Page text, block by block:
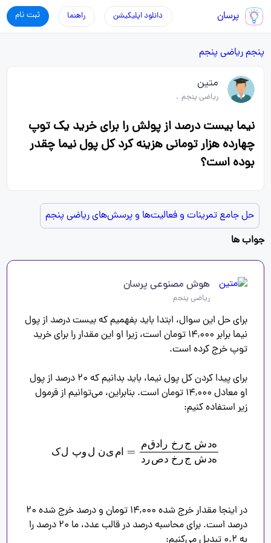
پرسان ثبت نام راهنما دانلود اپلیکیشن
پنجمریاضی پنجم
متین
ریاضی پنجم .
نیما بیست درصد از پولش را برای خرید یک توپ
چهارده هزار تومانی هزینه کرد کل پول نیما چقدر
بوده است؟
حل جامع تمرینات و فعالیت‌ها و پرسش‌های ریاضی پنجم
جواب ها
هوش مصنوعی پرسان
ریاضی پنجم
کل پو ل نی ما
مقدر خ رج شده
درصد خ رج شده
کل پول نیما= مقدار خرج شدهدرصد خرج شده